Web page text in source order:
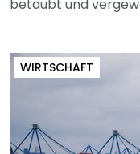
betäubt und
WIRTSCHAFT